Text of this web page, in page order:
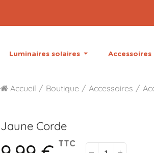
Luminaires solaires Accessoires
Accueil Boutique Accessoires
JauneCorde
TTC